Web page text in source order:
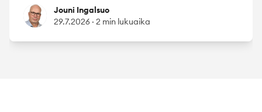
Jouni Ingalsuo
Jouni Ingalsuo
29.7.2026 · 2 min lukuaika